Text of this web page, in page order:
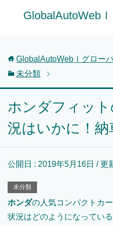
GlobalAutoWeb
GlobalAutoWebｌグロー
未分類
ホンダフィッ
況はいかに！納
公開日 : 2019年5月16日 / 更
未分類
ホンダの人気コンパクトカー
状況はどのようになっている